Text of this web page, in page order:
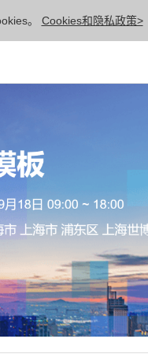
。 Cookies和隐私政策>